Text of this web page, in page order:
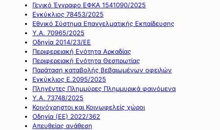
Γενικό Έγγραφο ΕΦΚΑ 1541090/2025
Εγκύκλιος 78453/2025
Εθνικό Σύστημα Επαγγελματικής Εκπαίδευσης
Υ.Α. 70965/2025
Οδηγία 2014/23/ΕΕ
Περιφερειακή Ενότητα Αρκαδίας
Περιφερειακή Ενότητα Θεσπρωτίας
Παράταση καταβολής βεβαιωμένων οφειλών
Εγκύκλιος Ε.2095/2025
Πληγέντες Πλημμύρες Πλημμυρικά φαινόμενα
Υ.Α. 73748/2025
Κοινόχρηστοι και Κοινωφελείς χώροι
Οδηγία (ΕΕ) 2022/362
Απευθείας ανάθεση